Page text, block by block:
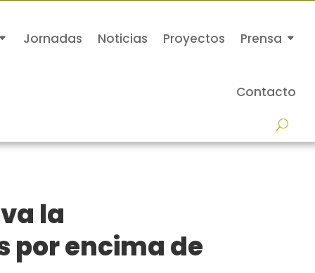
Jornadas Noticias Proyectos Prensa
Contacto
la
por encima de